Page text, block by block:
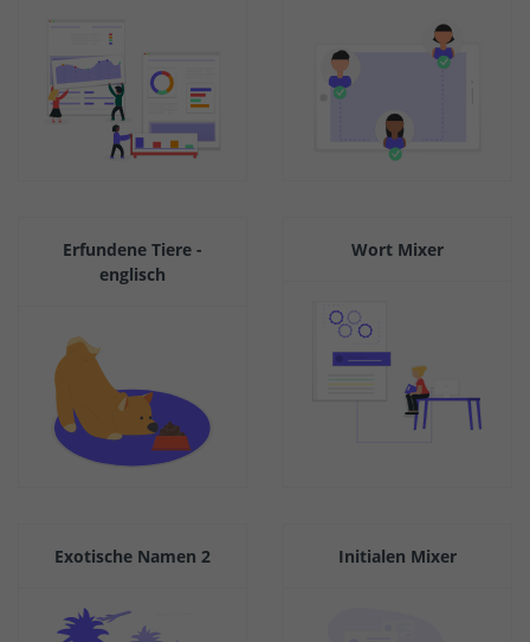
Erfundene Tiere -
englisch
Wort Mixer
Exotische Namen 2 Initialen Mixer